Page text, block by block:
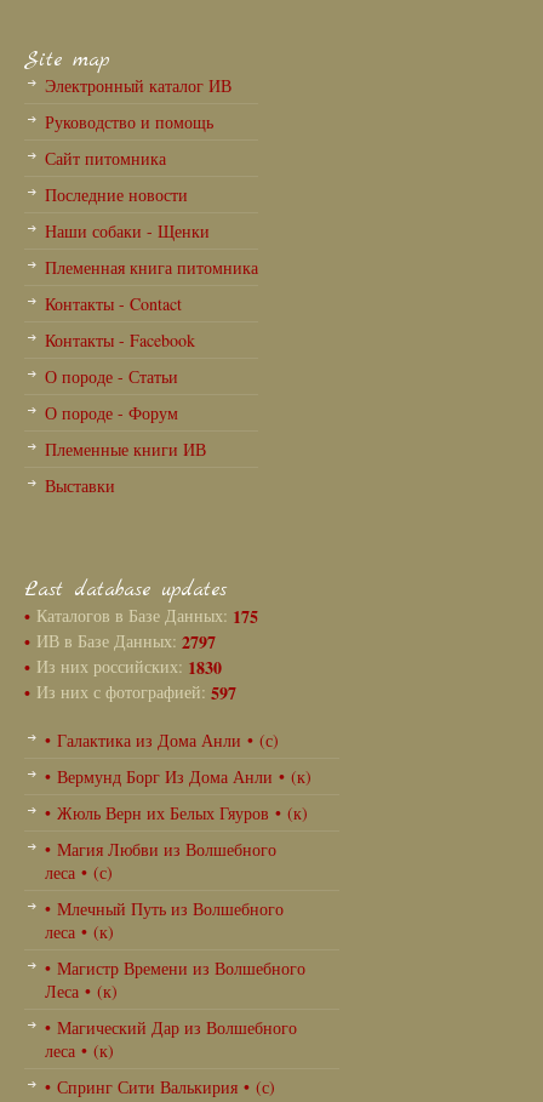
Site map
Электронный каталог ИВ
Руководство и помощь
Сайт питомника
Последние новости
Наши собаки - Щенки
Племенная книга питомника
Контакты - Contact
Контакты - Facebook
О породе - Статьи
О породе - Форум
Племенные книги ИВ
Выставки
Last database updates
• Каталогов в Базе Данных: 175
• ИВ в Базе Данных: 2797
• Из них российских: 1830
• Из них с фотографией: 597
• Галактика из Дома Анли • (с)
• Вермунд Борг Из Дома Анли • (к)
• Жюль Верн их Белых Гяуров • (к)
• Магия Любви из Волшебного
леса • (с)
• Млечный Путь из Волшебного
леса • (к)
• Магистр Времени из Волшебного
Леса • (к)
• Магический Дар из Волшебного
леса • (к)
• Спринг Сити Валькирия • (с)